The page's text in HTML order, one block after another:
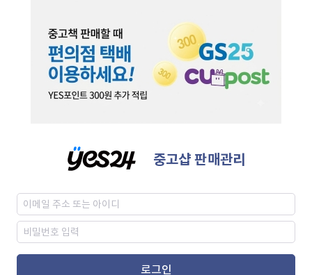
중고샵 판매관리
로그인